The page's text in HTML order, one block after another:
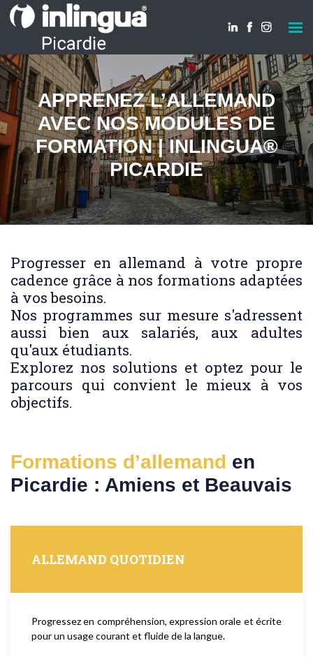
APPRENEZ L’ALLEMAND
AVEC NOS MODULES DE
FORMATION | INLINGUA®
PICARDIE
Progresser en allemand à votre propre
cadence grâce à nos formations adaptées
à vos besoins.
Nos programmes sur mesure s'adressent
aussi bien aux salariés, aux adultes
qu'aux étudiants.
Explorez nos solutions et optez pour le
parcours qui convient le mieux à vos
objectifs.
Formations d’allemand en
Picardie : Amiens et Beauvais
ALLEMAND QUOTIDIEN
Progressez en compréhension, expression orale et écrite
pour un usage courant et fluide de la langue.